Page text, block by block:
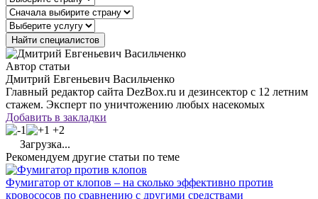
Автор статьи
Дмитрий Евгеньевич Васильченко
Главный редактор сайта DezBox.ru и дезинсектор с 12 летним
стажем. Эксперт по уничтожению любых насекомых
Добавить в закладки
+2
Загрузка...
Рекомендуем другие статьи по теме
Фумигатор от клопов – на сколько эффективно против
кровососов по сравнению с другими средствами